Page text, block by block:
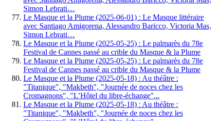
Simon Lebrati…
Le Masque et la Plume (2025-06-01) : Le Masque littéraire
avec Santiago Amigorena, Alessandro Baricco, Victoria Mas,
Simon Lebrati…
Le Masque et la Plume (2025-05-25) : Le palmarès du 78e
Festival de Cannes passé au crible du Masque & la Plume
Le Masque et la Plume (2025-05-25) : Le palmarès du 78e
Festival de Cannes passé au crible du Masque & la Plume
Le Masque et la Plume (2025-05-18) : Au théâtre :
"Titanique", "Makbeth", "Journée de noces chez les
Cromagnons", "L’Hôtel du libre-échange"...
Le Masque et la Plume (2025-05-18) : Au théâtre :
"Titanique", "Makbeth", "Journée de noces chez les